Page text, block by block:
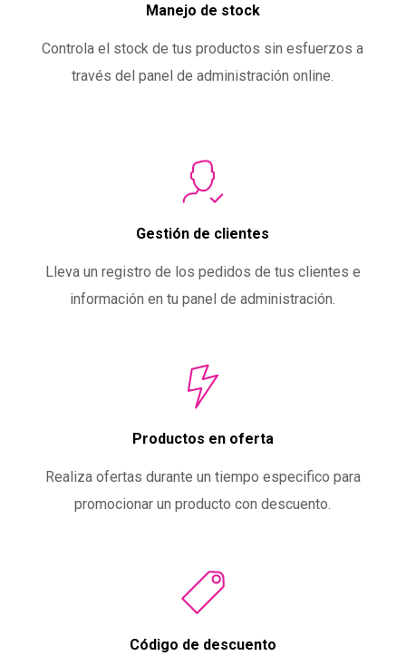
Manejo de stock
Controla el stock de tus productos sin esfuerzos a
través del panel de administración online.
Gestión de clientes
Lleva un registro de los pedidos de tus clientes e
información en tu panel de administración.
Productos en oferta
Realiza ofertas durante un tiempo especifico para
promocionar un producto con descuento.
Código de descuento